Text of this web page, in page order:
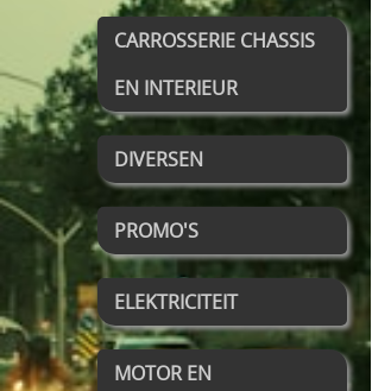
CARROSSERIE CHASSIS
EN INTERIEUR
DIVERSEN
PROMO'S
ELEKTRICITEIT
MOTOR EN